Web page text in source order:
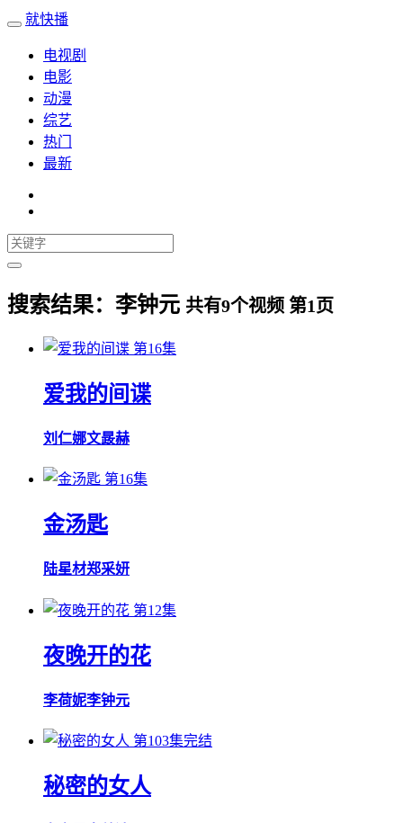
就快播
电视剧
电影
动漫
综艺
热门
最新
搜索结果： 李钟元 共有9个视频 第1 页
第16集
爱我的间谍
刘仁娜文晸赫
第16集
金汤匙
陆星材郑采妍
第12集
夜晚开的花
李荷妮李钟元
第103集完结
秘密的女人